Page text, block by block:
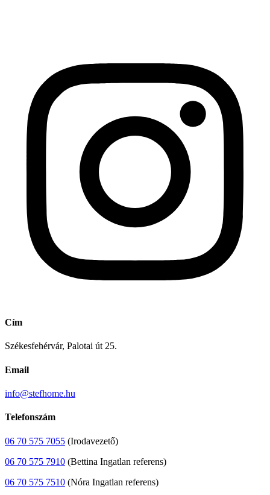
Cím
Székesfehérvár, Palotai út 25.
Email
info@stefhome.hu
Telefonszám
06 70 575 7055 (Irodavezető)
06 70 575 7910 (Bettina Ingatlan referens)
06 70 575 7510 (Nóra Ingatlan referens)